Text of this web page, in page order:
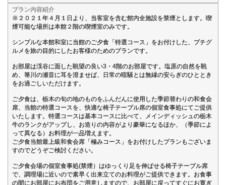
プラン内容紹介
※２０２１年４月１日より、当客室を含む館内全施設を禁煙とします。喫
煙可能な場所は本館２階の喫煙室のみです。
シンプルな本館和室に当館のご夕食「特選コース」をお付けした、プチグ
ルメを旅の目的にしたお客様のためのプランです。
お部屋は渓谷に面した眺望の良い3・4階のお部屋です。塩原の自然を眺
め、箒川の瀬音に耳を澄ませば、日常の喧騒とは無縁の安らぎのひととき
をお過ごしいただけます。
ご夕食は、栃木の旬の地のものをふんだんに使用した季節替わりの和食会
席、当館の特選コースを、快適な椅子テーブル席の個室食事処にてご提供
いたします。特選コースは基本コースに比べて、メインディッシュの栃木
牛のランクがアップし、お造りの内容がより豪華になるほか、（季節によ
って異なる）お料理が一品増えます。
ご夕食当館最上級和食会席「極みコース」をお付けしたプランもございま
すのでどうぞご検討ください。
ご夕食会場の個室食事処(禁煙）はゆっくり足を伸ばせる椅子テーブル席
で、調理場に近いので素早く出来立てのお料理がご提供できます。お食事
の間にお部屋にお布団をご用意しますので、お部屋に戻ってすぐにお寛ぎ